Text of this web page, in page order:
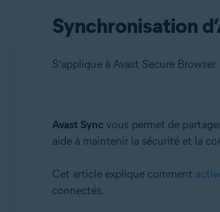
Synchronisation
S’applique à Avast Secure Browser
Produits:
Avast Secure Browser
Systèmes d'exploitation:
Windows, macOS, Android et iOS
Avast Syncvous permet de
aide à maintenir la sécurité et la
Cet article explique comment
connectés.